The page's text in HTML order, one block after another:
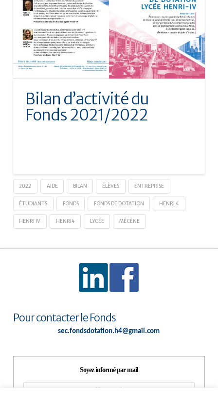
Bilan d’activité du
Fonds 2021/2022
2022 AIDE BILAN ÉLÈVES ENTREPRISE
ÉTUDIANTS FONDS FONDS DE DOTATION HENRI 4
HENRI IV HENRI4 LYCÉE MÉCÈNE
Pour contacter le Fonds
sec.fondsdotation.h4@gmail.com
Soyez informé par mail